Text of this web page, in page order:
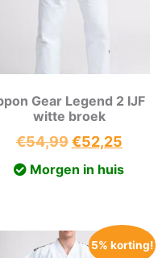
Gear Legend 2 IJF
witte broek
€54,99
prijs
€52,25
Morgen in huis
5% korting!